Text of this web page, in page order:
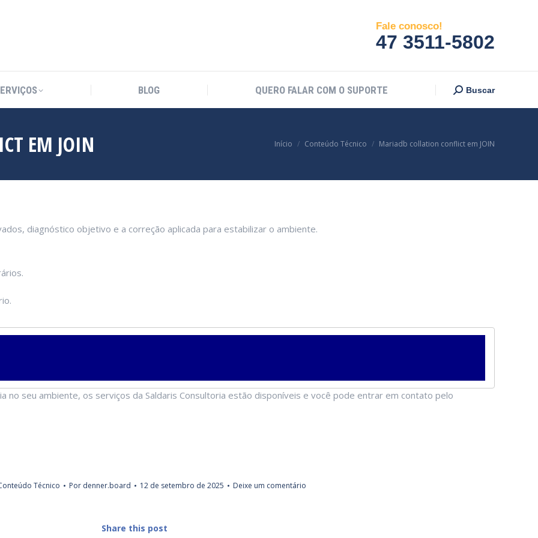
Fale conosco!
47 3511-5802
BLOG QUERO FALAR COM O SUPORTE Search:
Buscar
EM JOIN Você está aqui:
Início Conteúdo Técnico Mariadb collation conflict em JOIN
diagnóstico objetivo e a correção aplicada para estabilizar o ambiente.
no seu ambiente, os serviços da Saldaris Consultoria estão disponíveis e você pode entrar em contato pelo
Técnico Por denner.board 12 de setembro de 2025 Deixe um comentário
Share this post